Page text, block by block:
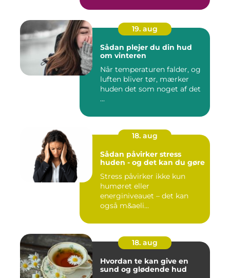
19. aug
Sådan plejer du din hud
om vinteren
Når temperaturen falder, og
luften bliver tør, mærker
huden det som noget af det
...
18. aug
Sådan påvirker stress
huden - og det kan du gøre
Stress påvirker ikke kun
humøret eller
energiniveauet – det kan
også m&aeli...
18. aug
Hvordan te kan give en
sund og glødende hud